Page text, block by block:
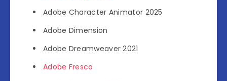
Adobe Character Animator 2025
Adobe Dimension
Adobe Dreamweaver 2021
Adobe Fresco